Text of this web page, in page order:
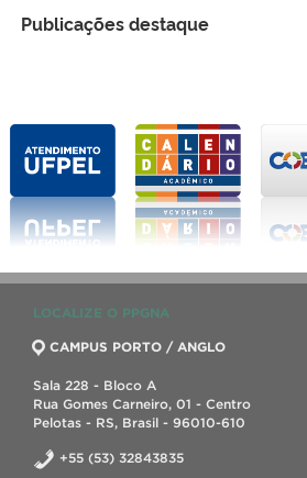
Publicações destaque
LOCALIZE O PPGNA
CAMPUS PORTO / ANGLO
Sala 228 - Bloco A
Rua Gomes Carneiro, 01 - Centro
Pelotas - RS, Brasil - 96010-610
+55 (53) 32843835